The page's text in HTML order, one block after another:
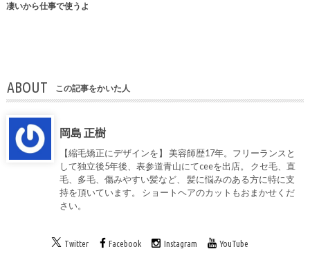
凄いから仕事で使うよ
ABOUT この記事をかいた人
岡島 正樹
【縮毛矯正にデザインを】 美容師歴17年。フリーランスと
して独立後5年後、表参道青山にてceeを出店。 クセ毛、直
毛、多毛、傷みやすい髪など、 髪に悩みのある方に特に支
持を頂いています。 ショートヘアのカットもおまかせくだ
さい。
Twitter Facebook Instagram YouTube